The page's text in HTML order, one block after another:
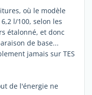
où le modèle
6,2 l/100, selon les
étalonné, et donc
de base...
jamais sur TES
de l'énergie ne